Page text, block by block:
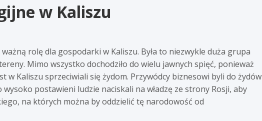
w Kaliszu
rolę dla gospodarki w Kaliszu. Była to niezwykle duża grupa
Mimo wszystko dochodziło do wielu jawnych spięć, ponieważ
w Kaliszu sprzeciwiali się żydom. Przywódcy biznesowi byli do żydów
postawieni ludzie naciskali na władzę ze strony Rosji, aby
na których można by oddzielić tę narodowość od